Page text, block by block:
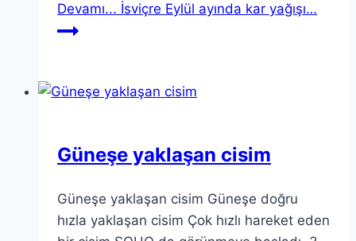
Devamı... İsviçre Eylül ayında kar yağışı…
Güneşe yaklaşan cisim
Güneşe yaklaşan cisim Güneşe doğru
hızla yaklaşan cisim Çok hızlı hareket eden